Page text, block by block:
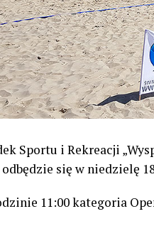
Sportu i Rekreacji
się w niedzielę
11:00 kategoria